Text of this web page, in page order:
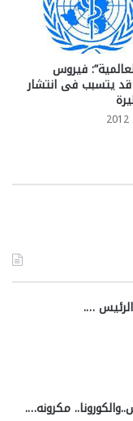
فيروس
قد يتسبب فى انتشار
….
مكرونه….